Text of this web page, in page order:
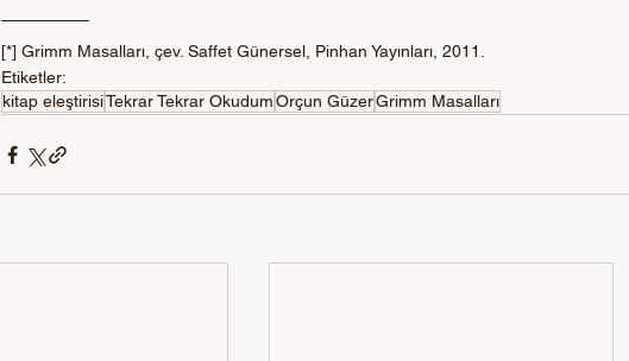
[*] Grimm Masalları, çev. Saffet Günersel, Pinhan Yayınları, 2011.
Etiketler:
kitap eleştirisiTekrar Tekrar OkudumOrçun GüzerGrimm Masalları